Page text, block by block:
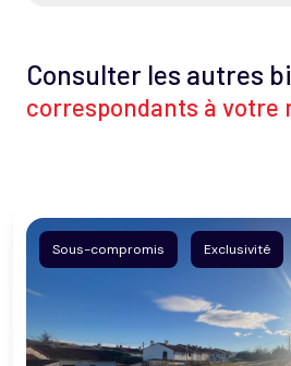
Consulter les autres
correspondants à votre
Sous-compromis Exclusivité